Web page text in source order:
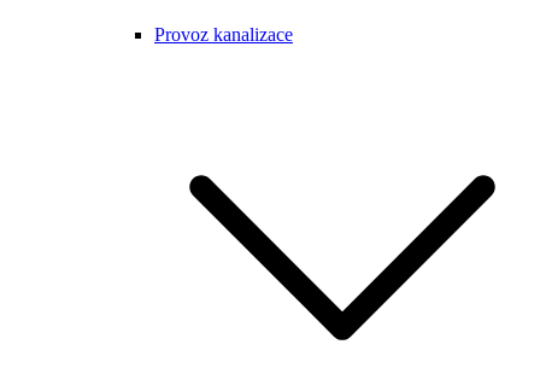
Provoz kanalizace